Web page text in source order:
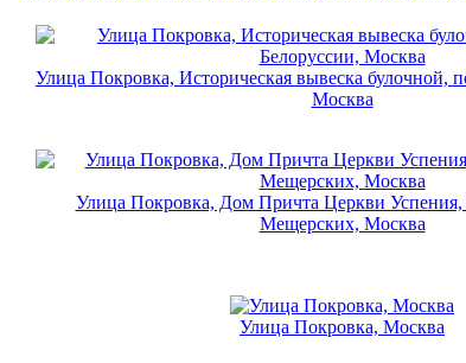
Улица Покровка, Историческая вывеска булочной,
Москва
Улица Покровка, Дом Причта Церкви Успения,
Мещерских, Москва
Улица Покровка, Москва